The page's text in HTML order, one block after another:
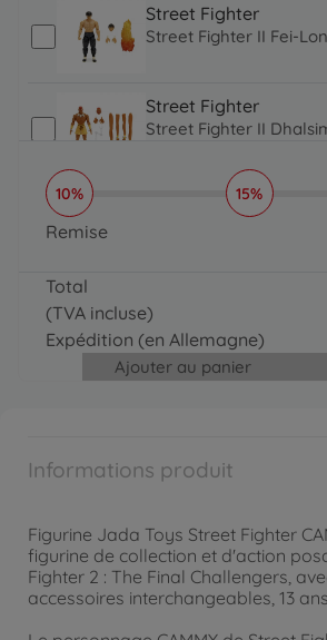
Informations produit
Figurine Jada Toys Street Fighter
figurine de collection et d'action
Fighter 2 : The Final Challengers,
accessoires interchangeables, 13
Street Fighter
Street Fighter II Fei-
Street Fighter
Street Fighter II
Street Fighter
SF Fig Articulée 15CM
Street Fighter II Chun-
10% 15%
Remise
Total
(TVA incluse)
Expédition (en Allemagne)
Ajouter au panier